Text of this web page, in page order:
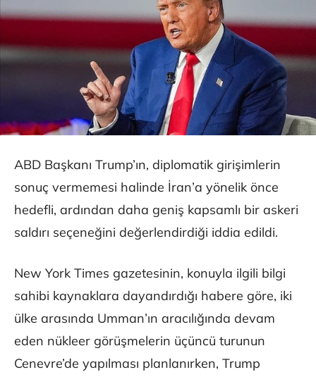
ABD Başkanı Trump’ın, diplomatik girişimlerin
sonuç vermemesi halinde İran’a yönelik önce
hedefli, ardından daha geniş kapsamlı bir askeri
saldırı seçeneğini değerlendirdiği iddia edildi.
New York Times gazetesinin, konuyla ilgili bilgi
sahibi kaynaklara dayandırdığı habere göre, iki
ülke arasında Umman’ın aracılığında devam
eden nükleer görüşmelerin üçüncü turunun
Cenevre’de yapılması planlanırken, Trump